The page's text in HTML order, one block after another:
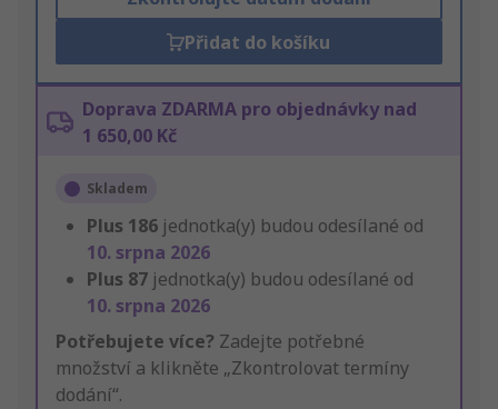
Přidat do košíku
Doprava ZDARMA pro objednávky nad
1 650,00 Kč
Skladem
Plus 186 jednotka(y) budou odesílané od
10. srpna 2026
Plus 87 jednotka(y) budou odesílané od
10. srpna 2026
Potřebujete více? Zadejte potřebné
množství a klikněte „Zkontrolovat termíny
dodání“.